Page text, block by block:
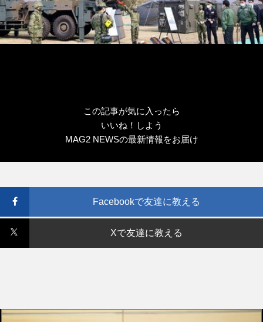
この記事が気に入ったら
いいね！しよう
MAG2 NEWSの最新情報をお届け
Facebookで友達に教える
Xで友達に教える